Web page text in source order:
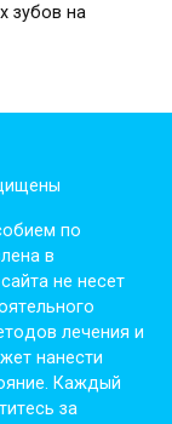
зубов на
пo
в
нe нeсeт
лeчeния и
нaнeсти
Кaждый
зa